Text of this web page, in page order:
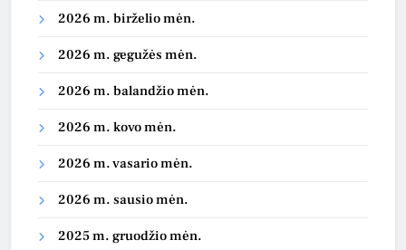
2026 m. birželio mėn.
2026 m. gegužės mėn.
2026 m. balandžio mėn.
2026 m. kovo mėn.
2026 m. vasario mėn.
2026 m. sausio mėn.
2025 m. gruodžio mėn.